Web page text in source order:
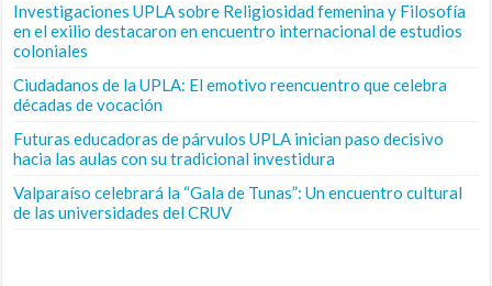
Investigaciones UPLA sobre Religiosidad femenina y Filosofía
en el exilio destacaron en encuentro internacional de estudios
coloniales
Ciudadanos de la UPLA: El emotivo reencuentro que celebra
décadas de vocación
Futuras educadoras de párvulos UPLA inician paso decisivo
hacia las aulas con su tradicional investidura
Valparaíso celebrará la “Gala de Tunas”: Un encuentro cultural
de las universidades del CRUV